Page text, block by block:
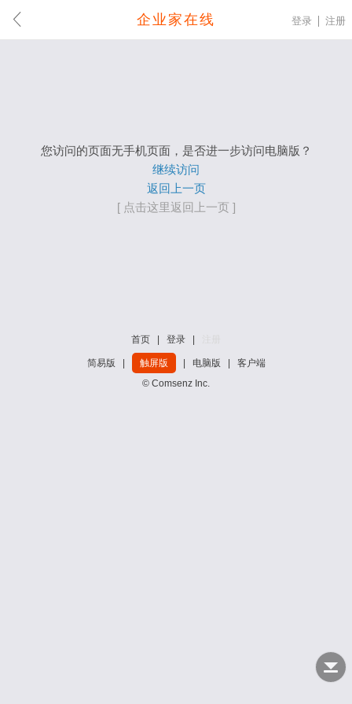
企业家在线 登录 注册
您访问的页面无手机页面，是否进一步访问电脑版？
继续访问
返回上一页
[ 点击这里返回上一页 ]
首页 登录
简易版 触屏版 电脑版
客户端
© Comsenz Inc.